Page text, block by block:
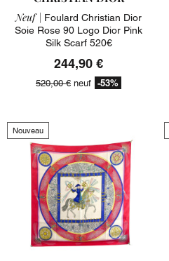
Neuf | Foulard Christian Dior
Soie Rose 90 Logo Dior Pink
Silk Scarf 520€
244,90 €
520,00 € neuf -53%
Nouveau